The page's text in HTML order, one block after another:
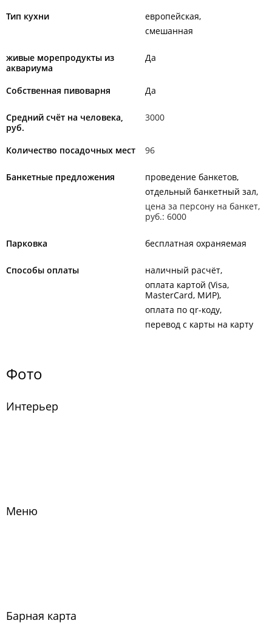
Тип кухни
европейская
смешанная
живые морепродукты из
аквариума
Да
Собственная пивоварня Да
Средний счёт на человека,
руб.
3000
Количество посадочных мест 96
Банкетные предложения
проведение банкетов
отдельный банкетный зал
цена за персону на банкет,
руб.: 6000
Парковка бесплатная охраняемая
Способы оплаты
наличный расчёт
оплата картой (Visa,
MasterCard, МИР)
оплата по qr-коду
перевод с карты на карту
Фото
Интерьер
Меню
Барная карта